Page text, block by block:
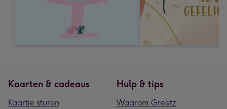
Kaarten & cadeaus
Kaartje sturen
Hulp & tips
Waarom Greetz